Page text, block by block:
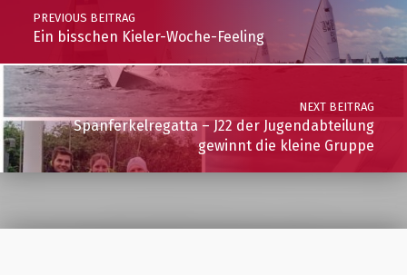
PREVIOUS BEITRAG
Ein bisschen Kieler-Woche-Feeling
NEXT BEITRAG
Spanferkelregatta – J22 der Jugendabteilung
gewinnt die kleine Gruppe